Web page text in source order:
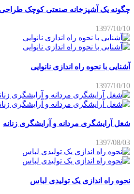
چگونه یک آشپزخانه صنعتی کوچک
1397/10/10
آشنایی با نحوه راه اندازی نانوایی
1397/10/10
شغل آرایشگری مردانه و آرایشگری زنانه
1397/08/03
نحوه راه اندازی یک تولیدی لباس